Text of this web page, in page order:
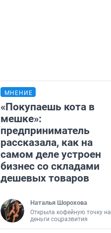
МНЕНИЕ
«Покупаешь кота в
мешке»:
предприниматель
рассказала, как на
самом деле устроен
бизнес со складами
дешевых товаров
Наталья Шорохова
Открыла кофейную точку на
деньги соцразвития